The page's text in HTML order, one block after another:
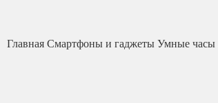
Главная Смартфоны и гаджеты Умные часы